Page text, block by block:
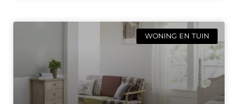
WONING EN TUIN